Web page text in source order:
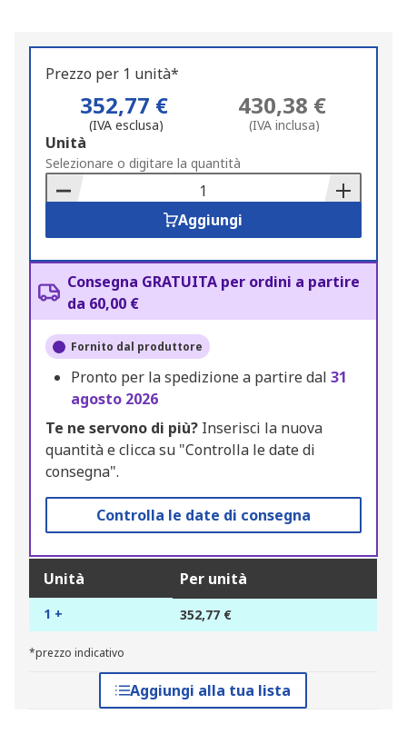
Prezzo per 1 unità*
352,77 €
(IVA esclusa)
430,38 €
(IVA inclusa)
Add
to
Basket
Unità
Selezionare o digitare la quantità
Aggiungi
Consegna GRATUITA per ordini a partire
da 60,00 €
Fornito dal produttore
Pronto per la spedizione a partire dal 31
agosto 2026
Te ne servono di più? Inserisci la nuova
quantità e clicca su "Controlla le date di
consegna".
Controlla le date di consegna
Unità Per unità
1 + 352,77 €
*prezzo indicativo
Aggiungi alla tua lista